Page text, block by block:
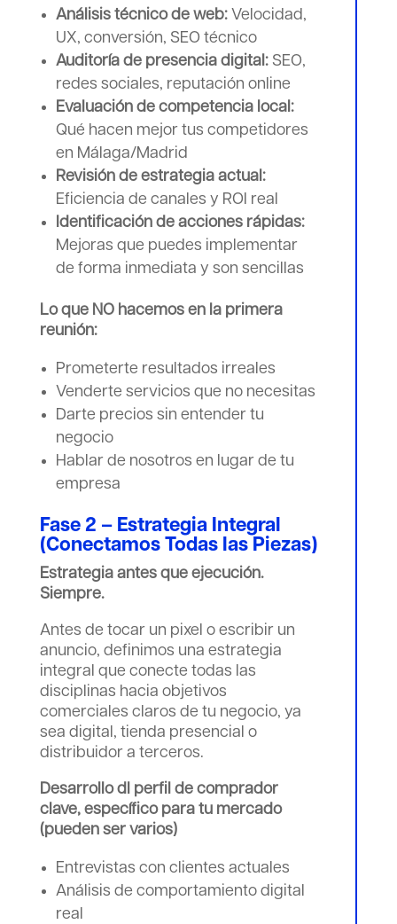
Análisis técnico de web:Velocidad,
UX, conversión, SEO técnico
Auditoría de presencia digital:SEO,
redes sociales, reputación online
Evaluación de competencia local:
Qué hacen mejor tus competidores
en Málaga/Madrid
Revisión de estrategia actual:
Eficiencia de canales y ROI real
Identificación de acciones rápidas:
Mejoras que puedes implementar
de forma inmediata y son sencillas
Lo que NO hacemos en la primera
reunión:
Prometerte resultados irreales
Venderte servicios que no necesitas
Darte precios sin entender tu
negocio
Hablar de nosotros en lugar de tu
empresa
Fase 2 – Estrategia Integral
(Conectamos Todas las Piezas)
Estrategia antes que ejecución.
Siempre.
Antes de tocar un pixel o escribir un
anuncio, definimos una estrategia
integral que conecte todas las
disciplinas hacia objetivos
comerciales claros de tu negocio, ya
sea digital, tienda presencial o
distribuidor a terceros.
Desarrollo dl perfil de comprador
clave, específico para tu mercado
(pueden ser varios)
Entrevistas con clientes actuales
Análisis de comportamiento digital
real